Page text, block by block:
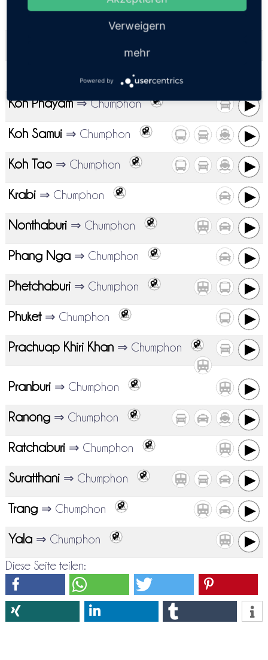
Khao Sok⇒ Chumphon
⇒ Chumphon
Koh Phayam⇒ Chumphon
Koh Samui ⇒ Chumphon
Koh Tao ⇒ Chumphon
Krabi ⇒ Chumphon
Nonthaburi ⇒ Chumphon
Phang Nga ⇒ Chumphon
Phetchaburi ⇒ Chumphon
Phuket ⇒ Chumphon
Prachuap Khiri Khan ⇒ Chumphon
Pranburi ⇒ Chumphon
Ranong ⇒ Chumphon
Ratchaburi ⇒ Chumphon
Suratthani ⇒ Chumphon
Trang ⇒ Chumphon
Yala ⇒ Chumphon
Diese Seite teilen:
Verweigern
mehr
Powered by